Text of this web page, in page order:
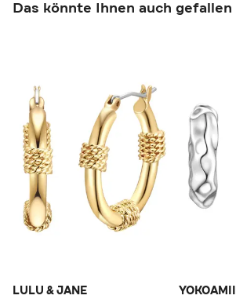
Das könnte Ihnen auch gefallen
LULU & JANE YOKOAMII